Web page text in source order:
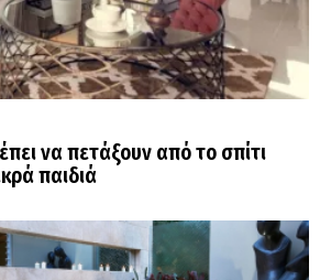
να πετάξουν από το σπίτι
παιδιά